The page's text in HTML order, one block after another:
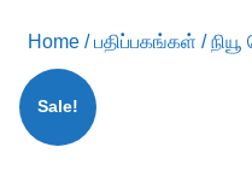
Home /பதிப்பகங்கள் /
Sale!